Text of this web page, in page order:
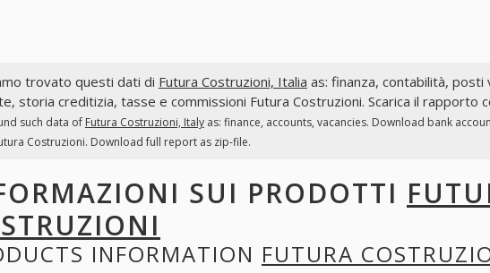
trovato questi dati di Futura Costruzioni, Italia as: finanza, contabilità, posti
storia creditizia, tasse e commissioni Futura Costruzioni. Scarica il rapporto
such data of Futura Costruzioni, Italyas: finance, accounts, vacancies. Download bank
Costruzioni. Download full report as zip-file.
SUI PRODOTTI
INFORMATION FUTURA